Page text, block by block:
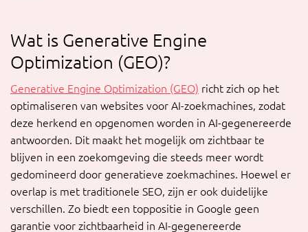
Wat is Generative Engine
Optimization (GEO)?
Generative Engine Optimization (GEO) richt zich op het
optimaliseren van websites voor AI-zoekmachines, zodat
deze herkend en opgenomen worden in AI-gegenereerde
antwoorden. Dit maakt het mogelijk om zichtbaar te
blijven in een zoekomgeving die steeds meer wordt
gedomineerd door generatieve zoekmachines. Hoewel er
overlap is met traditionele SEO, zijn er ook duidelijke
verschillen. Zo biedt een toppositie in Google geen
garantie voor zichtbaarheid in AI-gegenereerde